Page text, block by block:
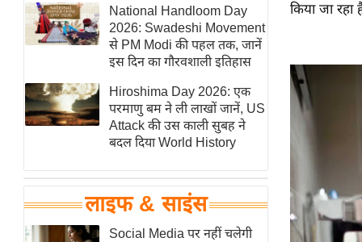
हॉलीवुड
फिल्म समीक्षा
Breaking
News
लाइफस्टाइल
टेक्नॉलॉजी
घरेलू नुस्खे
पर्यटन स्थल
फिटनेस मंत्रा
National Handloom Day
2026: Swadeshi Movement
से PM Modi की पहल तक, जानें
इस दिन का गौरवशाली इतिहास
Hiroshima Day 2026: एक
परमाणु बम ने ली लाखों जानें, US
Attack की उस काली सुबह ने
बदल दिया World History
लाइफ & साइंस
Social Media पर नहीं चलेगी
किया जा रहा